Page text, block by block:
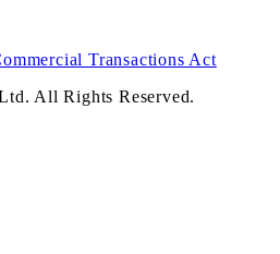
Transactions Act
All Rights Reserved.